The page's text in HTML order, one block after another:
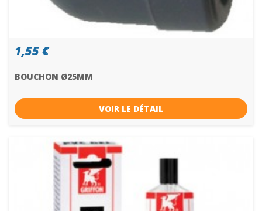
1,55 €
BOUCHON Ø25MM
VOIR LE DÉTAIL